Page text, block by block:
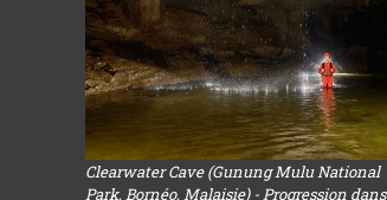
Clearwater Cave (Gunung Mulu National
Park, Bornéo, Malaisie) - Progression